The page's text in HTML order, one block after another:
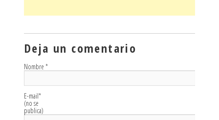
Deja un comentario
Nombre *
E-mail*
(no se
publica)